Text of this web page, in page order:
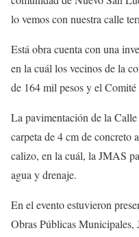
lo vemos con nuestra calle
Está obra cuenta con una
en la cuál los vecinos de la
de 164 mil pesos y el
La pavimentación de la
carpeta de 4 cm de concreto
calizo, en la cuál, la JMAS
agua y drenaje.
En el evento estuvieron
Obras Públicas Municipales,